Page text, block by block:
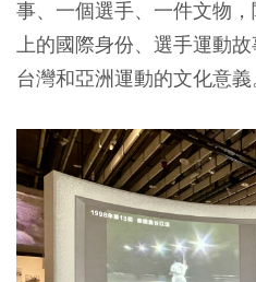
事、一個選手、一件文物
上的國際身份、選手運動
台灣和亞洲運動的文化意義